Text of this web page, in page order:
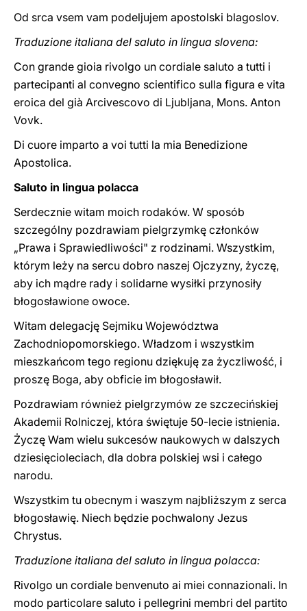
Od srca vsem vam podeljujem apostolski blagoslov.
Traduzione italiana del saluto in lingua slovena:
Con grande gioia rivolgo un cordiale saluto a tutti i
partecipanti al convegno scientifico sulla figura e vita
eroica del già Arcivescovo di Ljubljana, Mons. Anton
Vovk.
Di cuore imparto a voi tutti la mia Benedizione
Apostolica.
Saluto in lingua polacca
Serdecznie witam moich rodaków. W sposób
szczególny pozdrawiam pielgrzymkę członków
„Prawa i Sprawiedliwości" z rodzinami. Wszystkim,
którym leży na sercu dobro naszej Ojczyzny, życzę,
aby ich mądre rady i solidarne wysiłki przynosiły
błogosławione owoce.
Witam delegację Sejmiku Województwa
Zachodniopomorskiego. Władzom i wszystkim
mieszkańcom tego regionu dziękuję za życzliwość, i
proszę Boga, aby obficie im błogosławił.
Pozdrawiam również pielgrzymów ze szczecińskiej
Akademii Rolniczej, która świętuje 50-lecie istnienia.
Życzę Wam wielu sukcesów naukowych w dalszych
dziesięcioleciach, dla dobra polskiej wsi i całego
narodu.
Wszystkim tu obecnym i waszym najbliższym z serca
błogosławię. Niech będzie pochwalony Jezus
Chrystus.
Traduzione italiana del saluto in lingua polacca:
Rivolgo un cordiale benvenuto ai miei connazionali. In
modo particolare saluto i pellegrini membri del partito